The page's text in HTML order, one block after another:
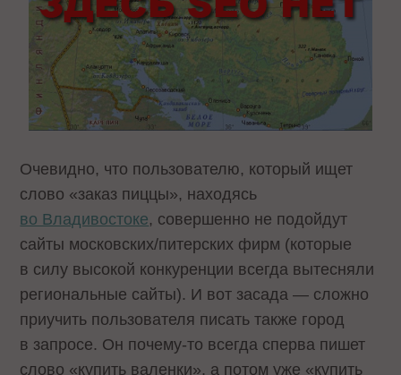
Очевидно, что пользователю, который ищет
слово «заказ пиццы», находясь
во Владивостоке, совершенно не подойдут
сайты московских/питерских фирм (которые
в силу высокой конкуренции всегда вытесняли
региональные сайты). И вот засада — сложно
приучить пользователя писать также город
в запросе. Он почему-то всегда сперва пишет
слово «купить валенки», а потом уже «купить